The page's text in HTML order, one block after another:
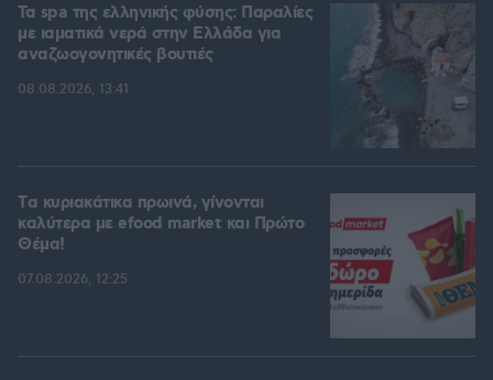
Τα spa της ελληνικής φύσης: Παραλίες
με ιαματικά νερά στην Ελλάδα για
αναζωογονητικές βουτιές
08.08.2026, 13:41
Tα κυριακάτικα πρωινά, γίνονται
καλύτερα με efood market και Πρώτο
Θέμα!
07.08.2026, 12:25